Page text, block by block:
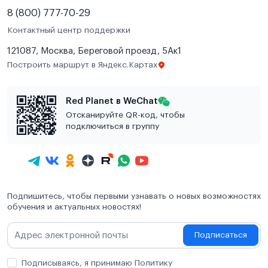
8 (800) 777-70-29
Контактный центр поддержки
121087, Москва, Береговой проезд, 5Ак1
Построить маршрут в Яндекс.Картах
Red Planet в WeChat
Отсканируйте QR-код, чтобы
подключиться в группу
Подпишитесь, чтобы первыми узнавать о новых возможностях
обучения и актуальных новостях!
Подписаться
Подписываясь, я принимаю Политику